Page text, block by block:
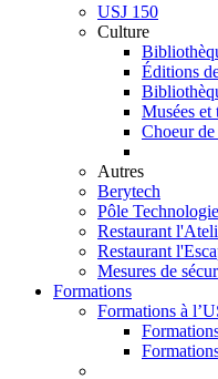
USJ 150
Culture
Éditions
Musées et
Choeur
Autres
Berytech
Pôle
Restaurant
Restaurant
Mesures de
Formations
Formations à